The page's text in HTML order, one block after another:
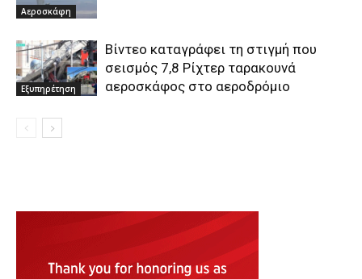
Αεροσκάφη
Εξυπηρέτηση
Βίντεο καταγράφει τη στιγμή που
σεισμός 7,8 Ρίχτερ ταρακουνά
αεροσκάφος στο αεροδρόμιο